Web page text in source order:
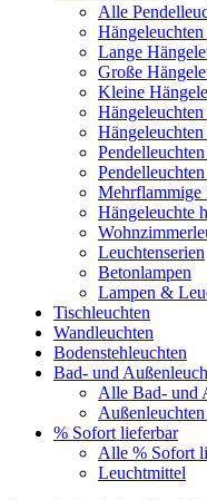
Alle
Lange
Große
Kleine
Mehrflammige
Hängeleuchte
Leuchtenserien
Betonlampen
Lampen &
Tischleuchten
Wandleuchten
Bodenstehleuchten
Bad- und
Alle Bad- und
% Sofort lieferbar
Alle % Sofort
Leuchtmittel